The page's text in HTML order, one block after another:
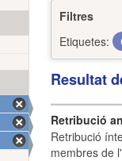
Filtres
Etiquetes:
Resultat
Retribució
Retribució
membres de